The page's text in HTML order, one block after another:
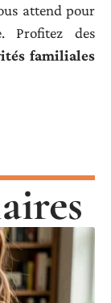
attend pour
Profitez des
familiales